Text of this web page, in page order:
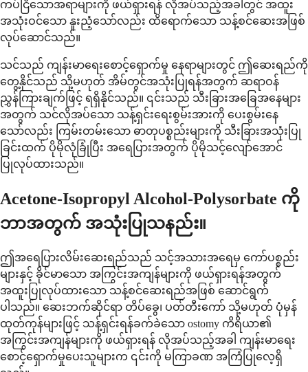
ကပ်ငြိသောအရာများကို ဖယ်ရှားရန် လိုအပ်သည့်အခါတွင် အထူး
အသုံးဝင်သော နူးညံ့သော်လည်း ထိရောက်သော သန့်စင်ဆေးအဖြစ်
လုပ်ဆောင်သည်။
သင်သည် ကျန်းမာရေးစောင့်ရှောက်မှု နေရာများတွင် ဤဆေးရည်ကို
တွေ့နိုင်သည် သို့မဟုတ် အိမ်တွင်အသုံးပြုရန်အတွက် ဆရာဝန်
ညွှန်ကြားချက်ဖြင့် ရရှိနိုင်သည်။ ၎င်းသည် သီးခြားအခြေအနေများ
အတွက် သင်လိုအပ်သော သန့်ရှင်းရေးစွမ်းအားကို ပေးစွမ်းနေ
သော်လည်း ကြမ်းတမ်းသော ဓာတုပစ္စည်းများကို သီးခြားအသုံးပြု
ခြင်းထက် ပိုမိုလုံခြုံပြီး အရေပြားအတွက် ပိုမိုသင့်လျော်အောင်
ပြုလုပ်ထားသည်။
Acetone-Isopropyl Alcohol-Polysorbate ကို
ဘာအတွက် အသုံးပြုသနည်း။
ဤအရေပြားလိမ်းဆေးရည်သည် သင့်အသားအရေမှ ကော်ပစ္စည်း
များနှင့် ခိုင်မာသော အကြွင်းအကျန်များကို ဖယ်ရှားရန်အတွက်
အထူးပြုလုပ်ထားသော သန့်စင်ဆေးရည်အဖြစ် ဆောင်ရွက်
ပါသည်။ ဆေးဘက်ဆိုင်ရာ တိပ်ခွေ၊ ပတ်တီးကော် သို့မဟုတ် ပုံမှန်
ထုတ်ကုန်များဖြင့် သန့်ရှင်းရန်ခက်ခဲသော ostomy ကိရိယာ၏
အကြွင်းအကျန်များကို ဖယ်ရှားရန် လိုအပ်သည့်အခါ ကျန်းမာရေး
စောင့်ရှောက်မှုပေးသူများက ၎င်းကို မကြာခဏ အကြံပြုလေ့ရှိ